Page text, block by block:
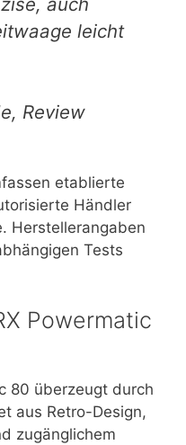
leicht
Review
etablierte
Händler
Herstellerangaben
Tests
Powermatic
80 überzeugt durch
aus Retro-Design,
zugänglichem